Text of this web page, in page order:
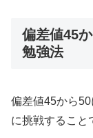
偏差値45
勉強法
偏差値45から
に挑戦すること